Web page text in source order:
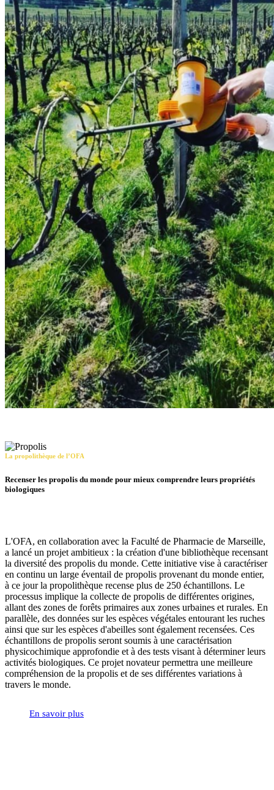
La propolithèque de l’OFA
Recenser les propolis du monde pour mieux comprendre leurs propriétés
biologiques
L'OFA, en collaboration avec la Faculté de Pharmacie de Marseille,
a lancé un projet ambitieux : la création d'une bibliothèque recensant
la diversité des propolis du monde. Cette initiative vise à caractériser
en continu un large éventail de propolis provenant du monde entier,
à ce jour la propolithèque recense plus de 250 échantillons. Le
processus implique la collecte de propolis de différentes origines,
allant des zones de forêts primaires aux zones urbaines et rurales. En
parallèle, des données sur les espèces végétales entourant les ruches
ainsi que sur les espèces d'abeilles sont également recensées. Ces
échantillons de propolis seront soumis à une caractérisation
physicochimique approfondie et à des tests visant à déterminer leurs
activités biologiques. Ce projet novateur permettra une meilleure
compréhension de la propolis et de ses différentes variations à
travers le monde.
En savoir plus